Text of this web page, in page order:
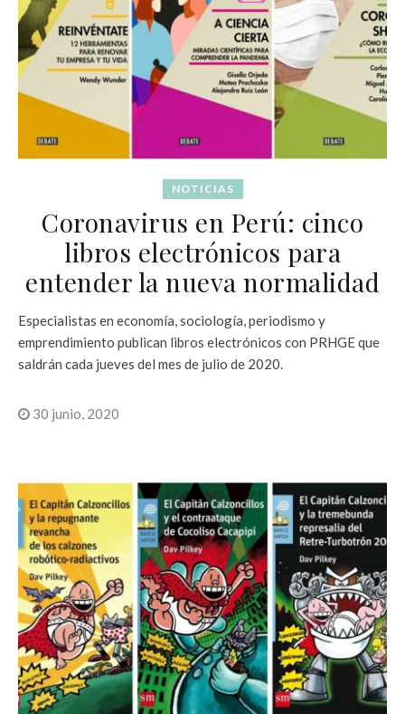
NOTICIAS
Coronavirus en Perú: cinco
libros electrónicos para
entender la nueva normalidad
Especialistas en economía, sociología, periodismo y
emprendimiento publican libros electrónicos con PRHGE que
saldrán cada jueves del mes de julio de 2020.
30 junio, 2020